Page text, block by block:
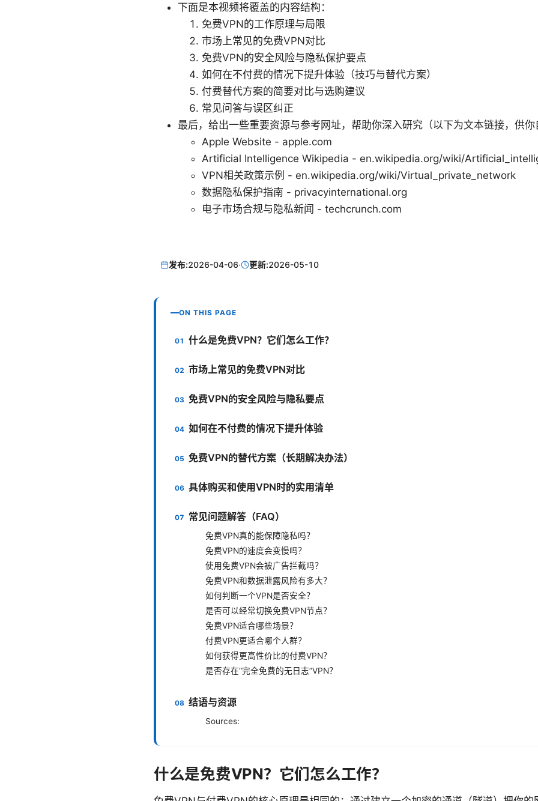
下面是本视频将覆盖的内容结构：
免费VPN的工作原理与局限
市场上常见的免费VPN对比
免费VPN的安全风险与隐私保护要点
如何在不付费的情况下提升体验（技巧与替代方案）
付费替代方案的简要对比与选购建议
常见问答与误区纠正
最后，给出一些重要资源与参考网址，帮助你深入研究（以下为文本链接，供你
Apple Website - apple.com
Artificial Intelligence Wikipedia - en.wikipedia.org/wiki/
VPN相关政策示例 - en.wikipedia.org/wiki/Virtual_private_network
数据隐私保护指南 - privacyinternational.org
电子市场合规与隐私新闻 - techcrunch.com
发布:2026-04-06· 更新:2026-05-10
ON THIS PAGE
什么是免费VPN？它们怎么工作？
市场上常见的免费VPN对比
免费VPN的安全风险与隐私要点
如何在不付费的情况下提升体验
免费VPN的替代方案（长期解决办法）
具体购买和使用VPN时的实用清单
常见问题解答（FAQ）
免费VPN真的能保障隐私吗？
免费VPN的速度会变慢吗？
使用免费VPN会被广告拦截吗？
免费VPN和数据泄露风险有多大？
如何判断一个VPN是否安全？
是否可以经常切换免费VPN节点？
免费VPN适合哪些场景？
付费VPN更适合哪个人群？
如何获得更高性价比的付费VPN？
是否存在“完全免费的无日志”VPN？
结语与资源
Sources:
什么是免费VPN？它们怎么工作？